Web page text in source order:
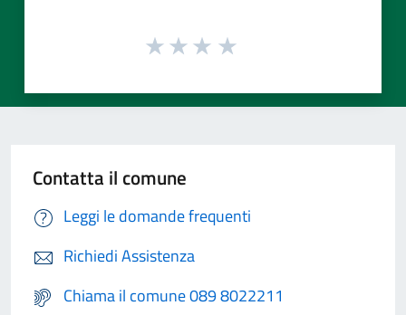
Contatta il comune
Leggi le domande frequenti
Richiedi Assistenza
Chiama il comune 089 8022211